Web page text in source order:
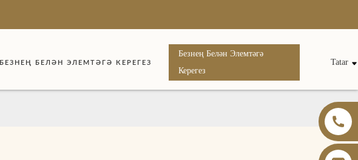
БЕЗНЕҢ БЕЛӘН ЭЛЕМТӘГӘ КЕРЕГЕЗ
Безнең Белән Элемтәгә
Керегез
Tatar